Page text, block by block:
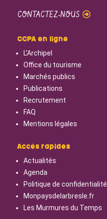
CONTACTEZ-NOUS
CCPA en ligne
L’Archipel
Office du tourisme
Marchés publics
Publications
Recrutement
FAQ
Mentions légales
Accès rapides
Actualités
Agenda
Politique de confidentialité
Monpaysdelarbresle.fr
Les Murmures du Temps